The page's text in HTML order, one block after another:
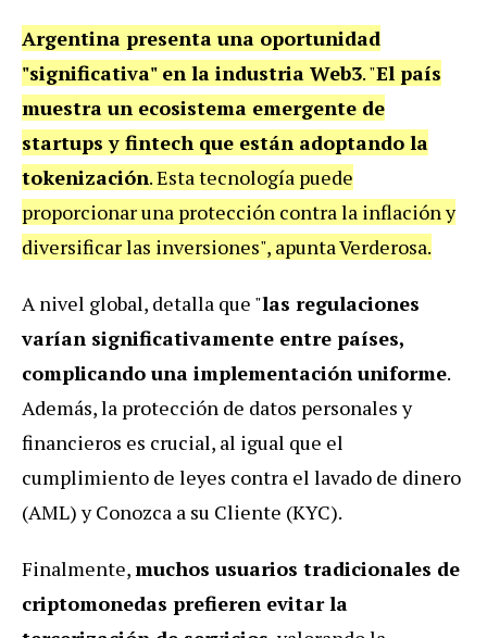
Argentina presenta una oportunidad
"significativa" en la industria Web3. "El país
muestra un ecosistema emergente de
startups y fintech que están adoptando la
tokenización. Esta tecnología puede
proporcionar una protección contra la inflación y
diversificar las inversiones", apunta Verderosa.
A nivel global, detalla que "las regulaciones
varían significativamente entre países,
complicando una implementación uniforme.
Además, la protección de datos personales y
financieros es crucial, al igual que el
cumplimiento de leyes contra el lavado de dinero
(AML) y Conozca a su Cliente (KYC).
Finalmente,muchos usuarios tradicionales de
criptomonedas prefieren evitar la